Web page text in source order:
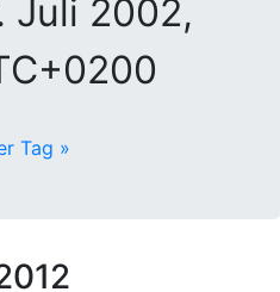
Juli 2002,
Tag »